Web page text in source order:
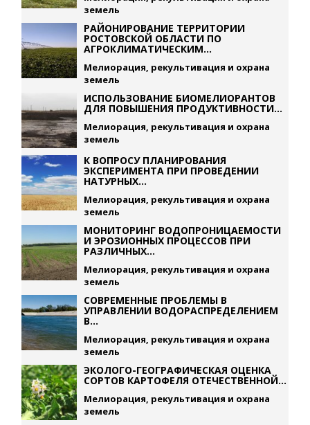
земель
РАЙОНИРОВАНИЕ ТЕРРИТОРИИ
РОСТОВСКОЙ ОБЛАСТИ ПО
АГРОКЛИМАТИЧЕСКИМ...
Мелиорация, рекультивация и охрана
земель
ИСПОЛЬЗОВАНИЕ БИОМЕЛИОРАНТОВ
ДЛЯ ПОВЫШЕНИЯ ПРОДУКТИВНОСТИ...
Мелиорация, рекультивация и охрана
земель
К ВОПРОСУ ПЛАНИРОВАНИЯ
ЭКСПЕРИМЕНТА ПРИ ПРОВЕДЕНИИ
НАТУРНЫХ...
Мелиорация, рекультивация и охрана
земель
МОНИТОРИНГ ВОДОПРОНИЦАЕМОСТИ
И ЭРОЗИОННЫХ ПРОЦЕССОВ ПРИ
РАЗЛИЧНЫХ...
Мелиорация, рекультивация и охрана
земель
СОВРЕМЕННЫЕ ПРОБЛЕМЫ В
УПРАВЛЕНИИ ВОДОРАСПРЕДЕЛЕНИЕМ
В...
Мелиорация, рекультивация и охрана
земель
ЭКОЛОГО-ГЕОГРАФИЧЕСКАЯ ОЦЕНКА
СОРТОВ КАРТОФЕЛЯ ОТЕЧЕСТВЕННОЙ...
Мелиорация, рекультивация и охрана
земель